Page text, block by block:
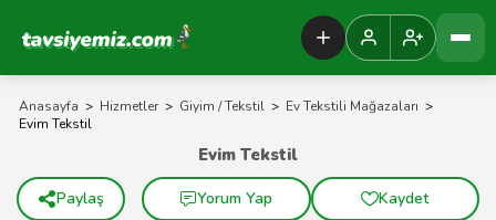
Tavsiyemiz Anasayfa
Anasayfa > Hizmetler > Giyim / Tekstil > Ev Tekstili Mağazaları >
Evim Tekstil
Evim Tekstil
Paylaş Yorum Yap Kaydet